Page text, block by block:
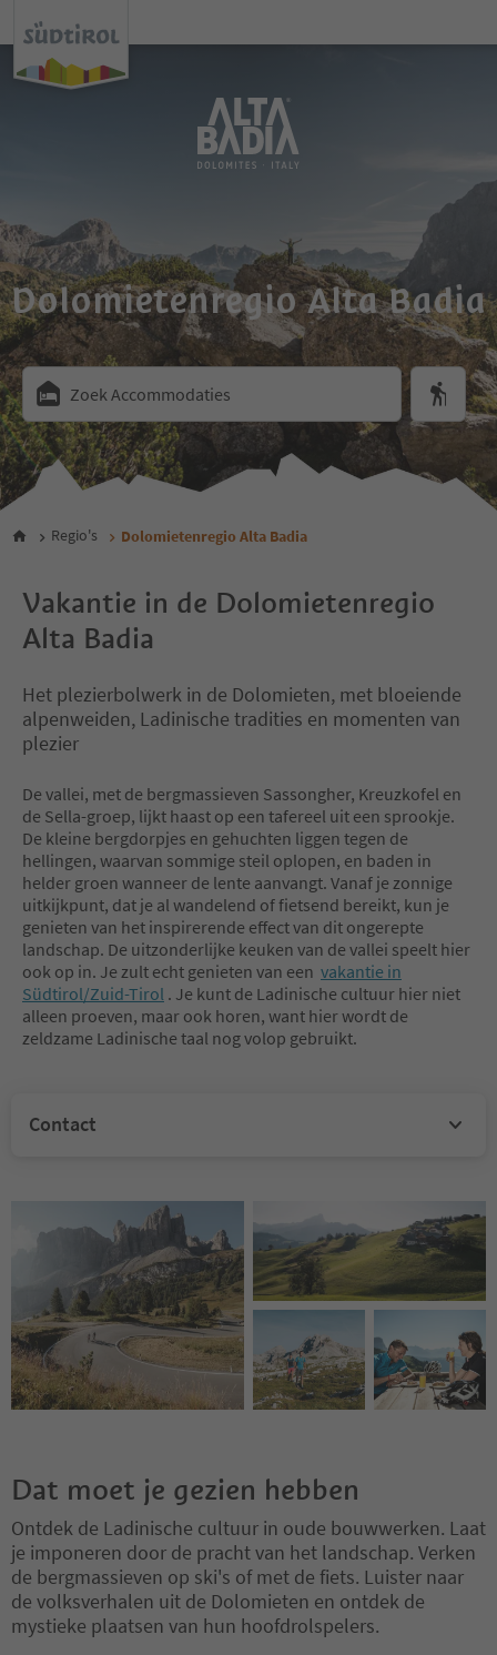
Dolomietenregio Alta Badia
Zoek Accommodaties
Regio's Dolomietenregio Alta Badia
Vakantie in de Dolomietenregio
Alta Badia
Het plezierbolwerk in de Dolomieten, met bloeiende
alpenweiden, Ladinische tradities en momenten van
plezier
De vallei, met de bergmassieven Sassongher, Kreuzkofel en
de Sella-groep, lijkt haast op een tafereel uit een sprookje.
De kleine bergdorpjes en gehuchten liggen tegen de
hellingen, waarvan sommige steil oplopen, en baden in
helder groen wanneer de lente aanvangt. Vanaf je zonnige
uitkijkpunt, dat je al wandelend of fietsend bereikt, kun je
genieten van het inspirerende effect van dit ongerepte
landschap. De uitzonderlijke keuken van de vallei speelt hier
ook op in. Je zult echt genieten van een vakantie in
Südtirol/Zuid-Tirol . Je kunt de Ladinische cultuur hier niet
alleen proeven, maar ook horen, want hier wordt de
zeldzame Ladinische taal nog volop gebruikt.
Contact
Dat moet je gezien hebben
Ontdek de Ladinische cultuur in oude bouwwerken. Laat
je imponeren door de pracht van het landschap. Verken
de bergmassieven op ski's of met de fiets. Luister naar
de volksverhalen uit de Dolomieten en ontdek de
mystieke plaatsen van hun hoofdrolspelers.